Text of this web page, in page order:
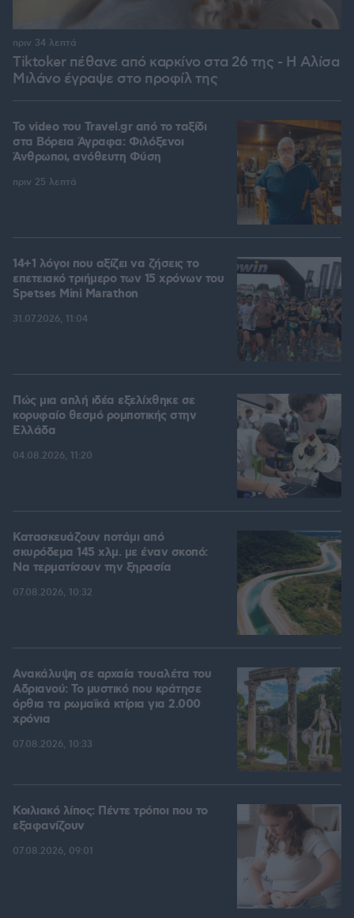
Tiktoker πέθανε από καρκίνο στα 26 της - Η Αλίσα
Μιλάνο έγραψε στο προφίλ της
πριν 34 λεπτά
To video του Travel.gr από το ταξίδι
στα Βόρεια Άγραφα: Φιλόξενοι
Άνθρωποι, ανόθευτη Φύση
πριν 25 λεπτά
14+1 λόγοι που αξίζει να ζήσεις το
επετειακό τριήμερο των 15 χρόνων του
Spetses Mini Marathon
31.07.2026, 11:04
Πώς μια απλή ιδέα εξελίχθηκε σε
κορυφαίο θεσμό ρομποτικής στην
Ελλάδα
04.08.2026, 11:20
Κατασκευάζουν ποτάμι από
σκυρόδεμα 145 χλμ. με έναν σκοπό:
Να τερματίσουν την ξηρασία
07.08.2026, 10:32
Ανακάλυψη σε αρχαία τουαλέτα του
Αδριανού: Το μυστικό που κράτησε
όρθια τα ρωμαϊκά κτίρια για 2.000
χρόνια
07.08.2026, 10:33
Κοιλιακό λίπος: Πέντε τρόποι που το
εξαφανίζουν
07.08.2026, 09:01